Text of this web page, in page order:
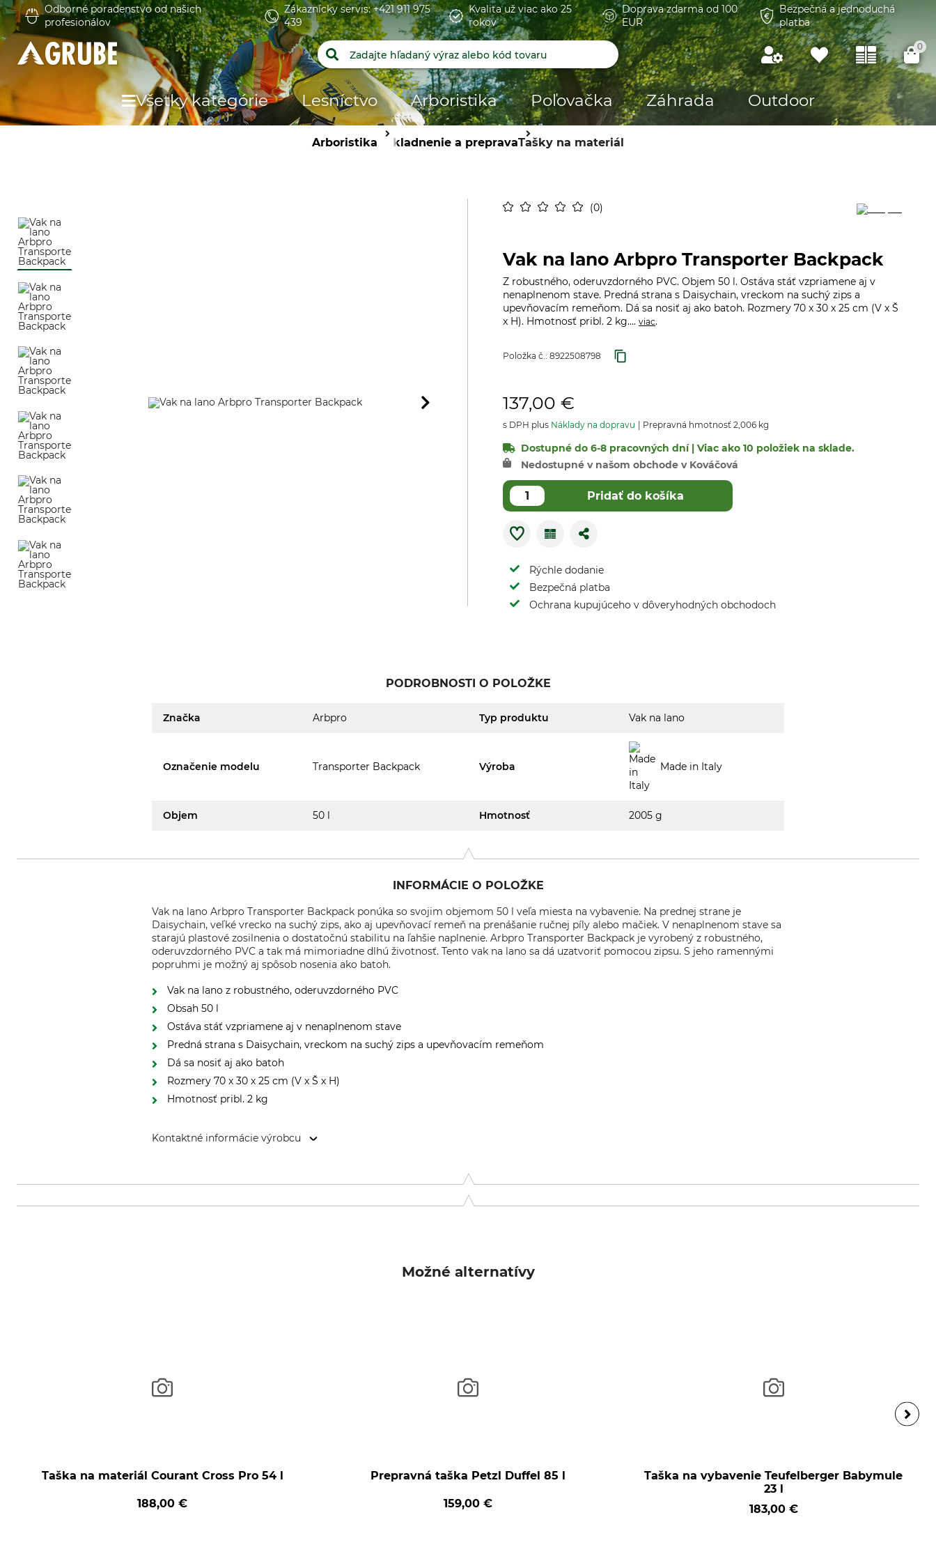
Odborné poradenstvo od našich
profesionálov
Zákaznícky servis: +421 911 975
439
Kvalita už viac ako 25
rokov
Doprava zdarma od 100
EUR
Bezpečná a jednoduchá
platba
0
Všetky kategórie Lesníctvo Arboristika Poľovačka Záhrada Outdoor
Arboristika Uskladnenie a prepravaTašky na materiál
0
Vak na lano Arbpro Transporter Backpack
Z robustného, oderuvzdorného PVC. Objem 50 l. Ostáva stáť vzpriamene aj v
nenaplnenom stave. Predná strana s Daisychain, vreckom na suchý zips a
upevňovacím remeňom. Dá sa nosiť aj ako batoh. Rozmery 70 x 30 x 25 cm (V x Š
x H). Hmotnosť pribl. 2 kg.... viac.
Položka č.: 8922508798
137,00 €
s DPH plus Náklady na dopravu Prepravná hmotnosť 2,006 kg
Dostupné do 6-8 pracovných dní | Viac ako 10 položiek na sklade.
Nedostupné v našom obchode v Kováčová
Pridať do košíka
Rýchle dodanie
Bezpečná platba
Ochrana kupujúceho v dôveryhodných obchodoch
PODROBNOSTI O POLOŽKE
Značka Arbpro Typ produktu Vak na lano
Označenie modelu Transporter Backpack Výroba Made in Italy
Objem 50 l Hmotnosť 2005 g
INFORMÁCIE O POLOŽKE
Vak na lano Arbpro Transporter Backpack ponúka so svojim objemom 50 l veľa miesta na vybavenie. Na prednej strane je
Daisychain, veľké vrecko na suchý zips, ako aj upevňovací remeň na prenášanie ručnej píly alebo mačiek. V nenaplnenom stave sa
starajú plastové zosilnenia o dostatočnú stabilitu na ľahšie naplnenie. Arbpro Transporter Backpack je vyrobený z robustného,
oderuvzdorného PVC a tak má mimoriadne dlhú životnosť. Tento vak na lano sa dá uzatvoriť pomocou zipsu. S jeho ramennými
popruhmi je možný aj spôsob nosenia ako batoh.
Vak na lano z robustného, oderuvzdorného PVC
Obsah 50 l
Ostáva stáť vzpriamene aj v nenaplnenom stave
Predná strana s Daisychain, vreckom na suchý zips a upevňovacím remeňom
Dá sa nosiť aj ako batoh
Rozmery 70 x 30 x 25 cm (V x Š x H)
Hmotnosť pribl. 2 kg
Kontaktné informácie výrobcu
Možné alternatívy
Taška na materiál Courant Cross Pro 54 l
188,00 €
Prepravná taška Petzl Duffel 85 l
159,00 €
Taška na vybavenie Teufelberger Babymule
23 l
183,00 €